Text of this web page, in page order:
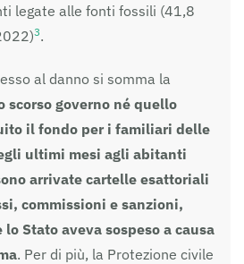
legate alle fonti fossili (41,8
3.
al danno si somma la
scorso governo né quello
il fondo per i familiari delle
ultimi mesi agli abitanti
arrivate cartelle esattoriali
commissioni e sanzioni,
Stato aveva sospeso a causa
. Per di più, la Protezione civile